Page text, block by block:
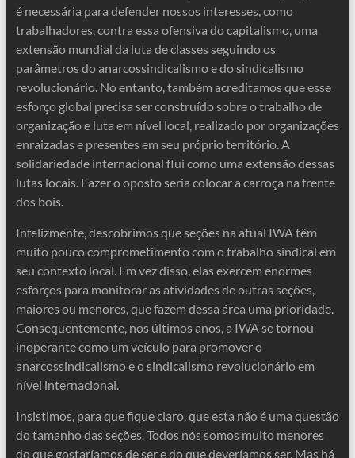
é necessária para defender nossos interesses, como
trabalhadores, contra essa ofensiva do capitalismo, uma
extensão mundial da luta de classes seguindo os
parâmetros do anarcossindicalismo e do sindicalismo
revolucionário. No entanto, também acreditamos que esse
esforço global precisa ser construído sobre o trabalho de
organização e luta em nível local, realizado por organizações
enraizadas e presentes em seu próprio território. A
solidariedade internacional flui como uma extensão dessas
lutas locais. Fazer o oposto seria colocar a carroça na frente
dos bois.
Infelizmente, descobrimos que seções na atual IWA têm
muito pouco comprometimento com o trabalho sindical em
seu contexto local. Em vez disso, elas exercem enormes
esforços para monitorar as atividades de outras seções,
maiores ou menores, que fazem dessa área uma prioridade.
Consequentemente, nos últimos anos, a IWA se tornou
inoperante como um veículo para promover o
anarcossindicalismo e o sindicalismo revolucionário em
nível internacional.
Insistimos, para que fique claro, que esta não é uma questão
do tamanho das seções. Todos nós somos muito menores
do que gostaríamos de ser e do que deveríamos ser. Mas há